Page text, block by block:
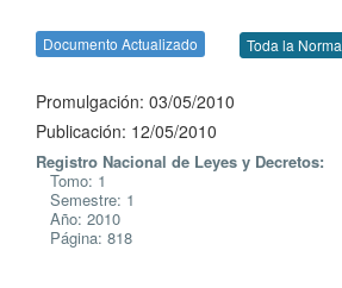
Documento Actualizado Toda la Norma
Promulgación: 03/05/2010
Publicación: 12/05/2010
Registro Nacional de Leyes y Decretos:
Tomo: 1
Semestre: 1
Año: 2010
Página: 818